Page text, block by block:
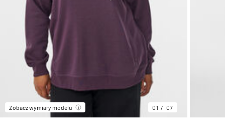
Zobacz wymiary modelu 01 07